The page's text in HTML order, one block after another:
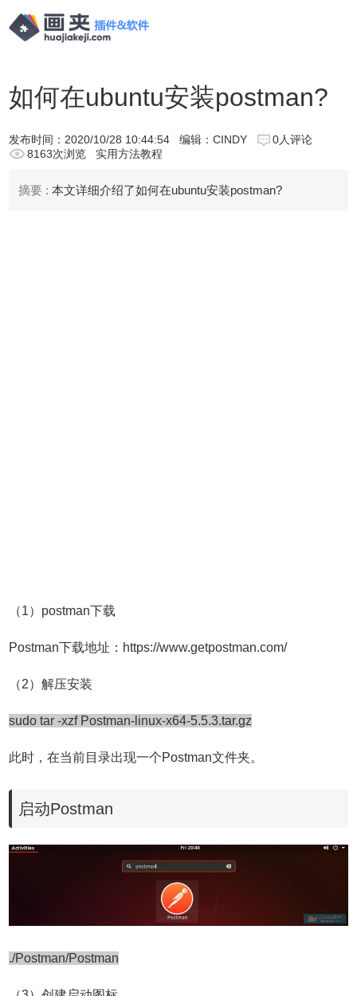
如何在ubuntu安装postman?
发布时间： 2020/10/28 10:44:54 编辑：CINDY
0人评论
8163次浏览
实用方法教程
摘要 : 本文详细介绍了如何在ubuntu安装postman?
（1）postman下载
Postman下载地址：https://www.getpostman.com/
（2）解压安装
sudo tar -xzf Postman-linux-x64-5.5.3.tar.gz
此时，在当前目录出现一个Postman文件夹。
启动Postman
./Postman/Postman